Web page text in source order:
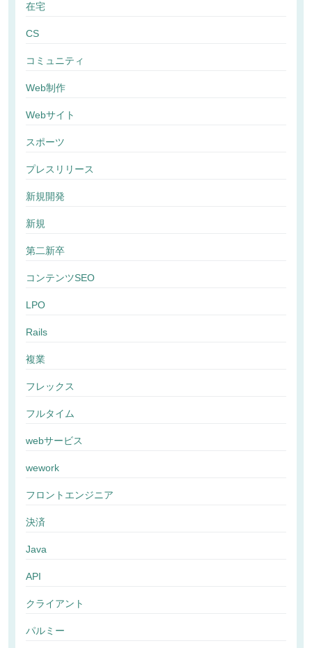
在宅
CS
コミュニティ
Web制作
Webサイト
スポーツ
プレスリリース
新規開発
新規
第二新卒
コンテンツSEO
LPO
Rails
複業
フレックス
フルタイム
webサービス
wework
フロントエンジニア
決済
Java
API
クライアント
パルミー